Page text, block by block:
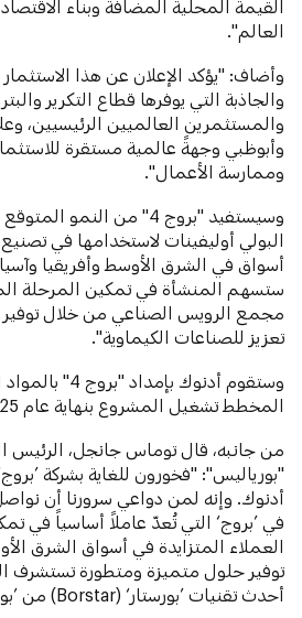
القيمة المحلية المضافة وبناء
العالم".
وأضاف: "يؤكد الإعلان عن هذا
والجاذبة التي يوفرها قطاع التكرير
والمستثمرين العالميين الرئيسيين،
وأبوظبي وجهةً عالمية مستقرة
وممارسة الأعمال".
وسيستفيد "بروج 4" من النمو
البولي أوليفينات لاستخدامها في
أسواق في الشرق الأوسط وأفريقيا وآسيا.
ستسهم المنشأة في تمكين المرحلة
مجمع الرويس الصناعي من خلال توفير
تعزيز للصناعات الكيماوية".
وستقوم أدنوك
المخطط تشغيل المشروع بنهاية عام 2025.
من جانبه، قال توماس جانجل، الرئيس
"بورياليس": "فخورون للغاية بشركة
أدنوك. وإنه لمن دواعي سرورنا أن نواصل
في ’بروج‘ التي تُعدّ عاملاً أساسياً في
العملاء المتزايدة في أسواق الشرق
توفير حلول متميزة ومتطورة تستشرف
أحدث تقنيات ’بورستار‘ (Borstar) من ’بورياليس‘".